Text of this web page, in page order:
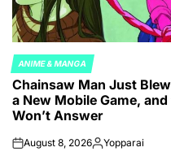
POSTED
IN
ANIME & MANGA
Chainsaw Man Just
a New Mobile Game,
Won’t Answer
onAugust 8, 2026Posted
Yopparai